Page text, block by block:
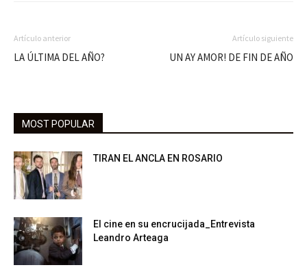
Artículo anterior
LA ÚLTIMA DEL AÑO?
Artículo siguiente
UN AY AMOR! DE FIN DE AÑO
MOST POPULAR
TIRAN EL ANCLA EN ROSARIO
El cine en su encrucijada_Entrevista
Leandro Arteaga